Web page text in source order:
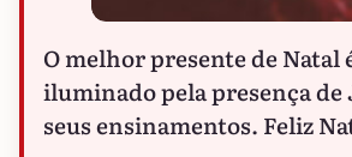
O melhor presente de Natal
iluminado pela presença de
seus ensinamentos. Feliz